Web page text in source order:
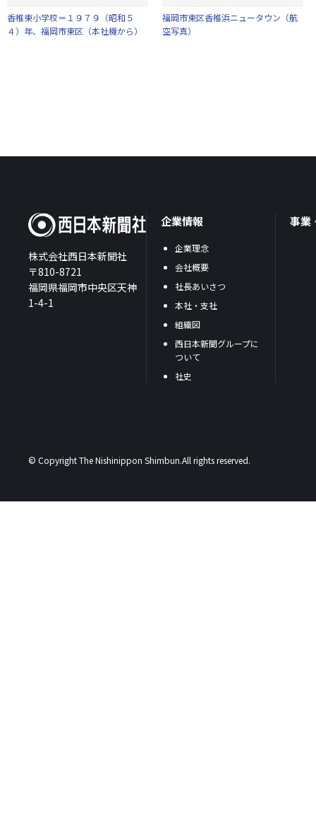
香椎東小学校＝１９７９（昭和５
４）年、福岡市東区（本社機から）
福岡市東区香椎浜ニュータウン（航
空写真）
株式会社西日本新聞社
〒810-8721
福岡県福岡市中央区天神
1-4-1
企業情報
企業理念
会社概要
社長あいさつ
本社・支社
組織図
西日本新聞グループに
ついて
社史
事業
© Copyright The Nishinippon Shimbun.All rights reserved.